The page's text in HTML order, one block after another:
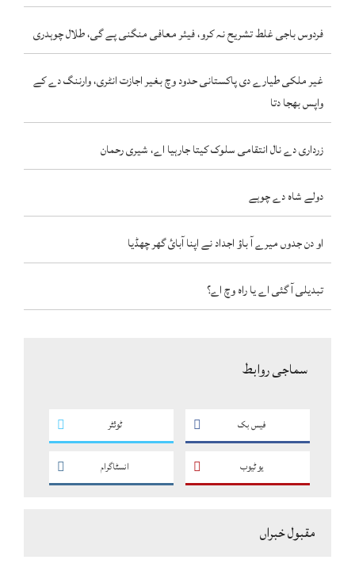
فردوس باجی غلط تشریح نہ کرو، فیئر معافی منگنی پے گی، طلال چوہدری
غیر ملکی طیارے دی پاکستانی حدود وچ بغیر اجازت انٹری، وارننگ دے کے
واپس بھجا دتا
زرداری دے نال انتقامی سلوک کیتا جارہیا اے، شیری رحمان
دولے شاہ دے چوہے
او دن جدوں میرے آ باؤ اجداد نے اپنا آبائ گھر چھڈیا
تبدیلی آ گئی اے یا راہ وچ اے؟
سماجی روابط
فیس بک ٹوئٹر
یو ٹیوب انسٹاگرام
مقبول خبراں